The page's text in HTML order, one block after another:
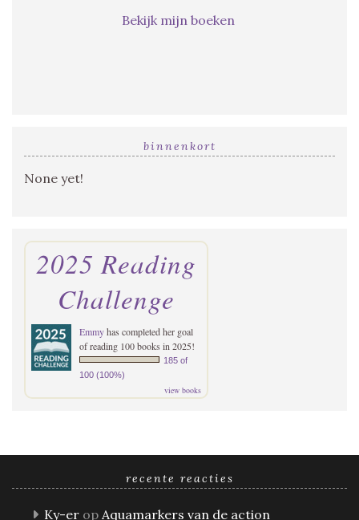
Bekijk mijn boeken
binnenkort
None yet!
2025 Reading
Challenge
Emmyhas completed her goal
of reading 100 books in 2025!
185 of
100 (100%)
view books
recente reacties
Ky-er op Aquamarkers van de action